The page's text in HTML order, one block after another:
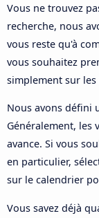
Vous ne trouvez
recherche, nous
vous reste qu'à
vous souhaitez
simplement sur
Nous avons défini
Généralement, les
avance. Si vous
en particulier,
sur le calendrier
Vous savez déjà